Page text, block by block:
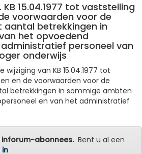
KB 15.04.1977 tot vaststelling
voorwaarden voor de
aantal betrekkingen in
het opvoedend
personeel van
onderwijs
wijziging van KB 15.04.1977 tot
en de voorwaarden voor de
betrekkingen in sommige ambten
en van het administratief
abonnees.Bent u al een
in